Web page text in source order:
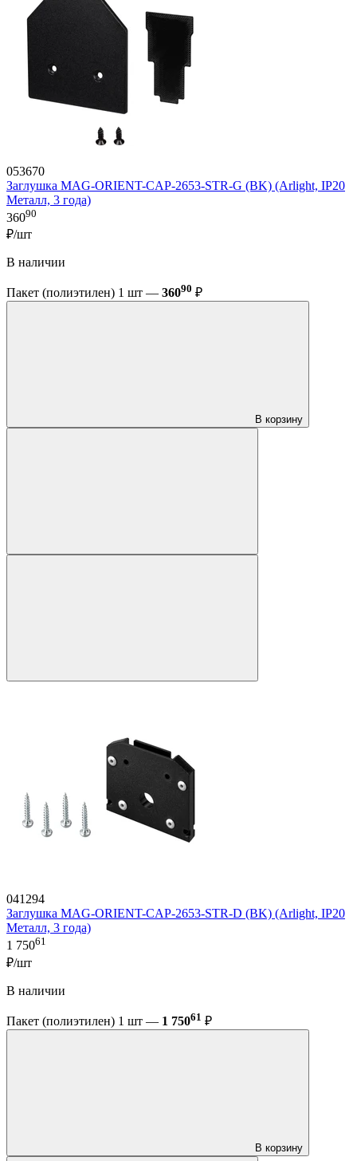
053670
Заглушка MAG-ORIENT-CAP-2653-STR-G (BK) (Arlight, IP20
Металл, 3 года)
36090
₽/шт
В наличии
Пакет (полиэтилен) 1 шт — 36090 ₽
В корзину
041294
Заглушка MAG-ORIENT-CAP-2653-STR-D (BK) (Arlight, IP20
Металл, 3 года)
1 75061
₽/шт
В наличии
Пакет (полиэтилен) 1 шт — 1 75061 ₽
В корзину